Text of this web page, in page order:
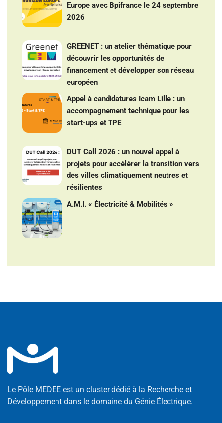
Europe avec Bpifrance le 24 septembre
2026
GREENET : un atelier thématique pour
découvrir les opportunités de
financement et développer son réseau
européen
Appel à candidatures Icam Lille : un
accompagnement technique pour les
start-ups et TPE
DUT Call 2026 : un nouvel appel à
projets pour accélérer la transition vers
des villes climatiquement neutres et
résilientes
A.M.I. « Électricité & Mobilités »
Le Pôle MEDEE est un cluster dédié à la Recherche et
Développement dans le domaine du Génie Électrique.